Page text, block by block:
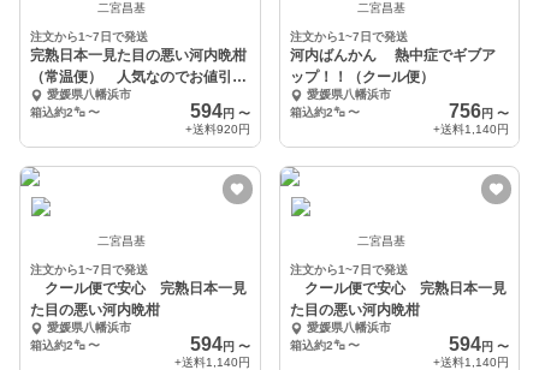
二宮昌基
注文から1~7日で発送
完熟日本一見た目の悪い河内晩柑
（常温便） 人気なのでお値引き
継続中
愛媛県八幡浜市
箱込約2㌔〜 594円 〜
+送料920円
二宮昌基
注文から1~7日で発送
河内ばんかん 熱中症でギブア
ップ！！（クール便）
愛媛県八幡浜市
箱込約2㌔ 〜 756円 〜
+送料1,140円
二宮昌基
注文から1~7日で発送
クール便で安心 完熟日本一見
た目の悪い河内晩柑
愛媛県八幡浜市
箱込約2㌔〜 594円 〜
+送料1,140円
二宮昌基
注文から1~7日で発送
クール便で安心 完熟日本一見
た目の悪い河内晩柑
愛媛県八幡浜市
箱込約2㌔ 〜 594円 〜
+送料1,140円